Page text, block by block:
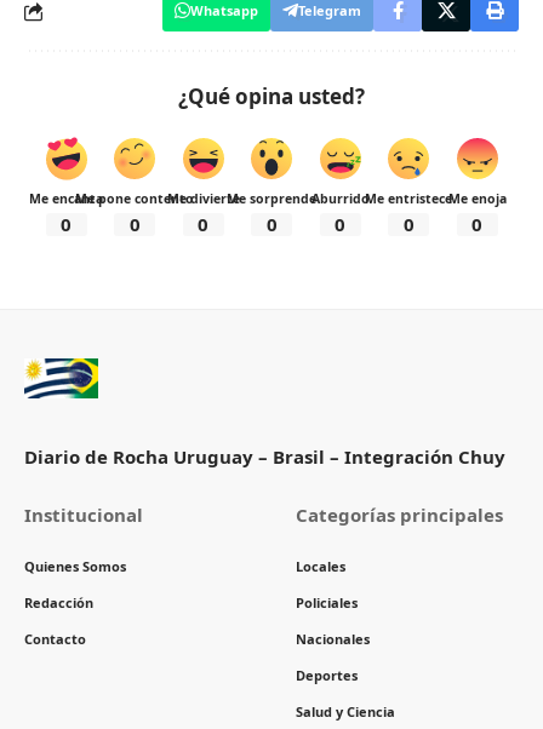
Whatsapp Telegram
¿Qué opina usted?
Me encanta
0
Me pone contento
0
Me divierte
0
Me sorprende
0
Aburrido
0
Me entristece
0
Me enoja
0
Diario de Rocha Uruguay – Brasil – Integración Chuy
Institucional
Quienes Somos
Redacción
Contacto
Categorías principales
Locales
Policiales
Nacionales
Deportes
Salud y Ciencia